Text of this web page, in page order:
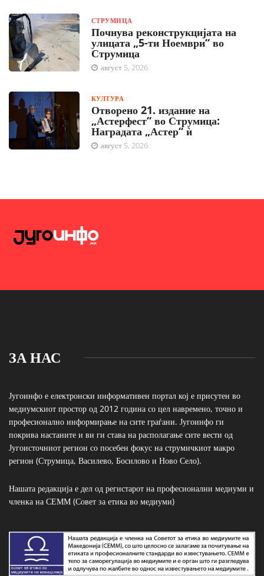
СТРУМИЦА
Почнува реконструкцијата на
улицата „5-ти Ноември“ во
Струмица
август 5, 2026
КУЛТУРА
Отворено 21. издание на
„Астерфест“ во Струмица:
Наградата „Астер“ ѝ
август 5, 2026
ЗА НАС
Југоинфо е електронски информативен портал кој е присутен во
медиумскиот простор од 2012 година со цел навремено, точно и
професионално информирање на сите граѓани. Југоинфо ги
покрива настаните и ви ги става на располагање сите вести од
Југоисточниот регион со посебен фокус на струмичкиот макро
регион (Струмица, Василево, Босилово и Ново Село).
Нашата редакција е дел од регистарот на професионални медиуми и
членка на СЕММ (Совет за етика во медиуми)